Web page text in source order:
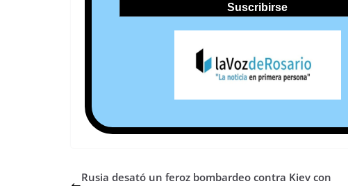
Rusia desató un feroz bombardeo contra Kiev con